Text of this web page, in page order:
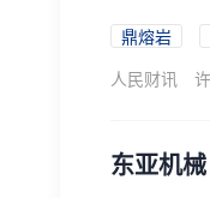
鼎熔岩
人民财讯
东亚机